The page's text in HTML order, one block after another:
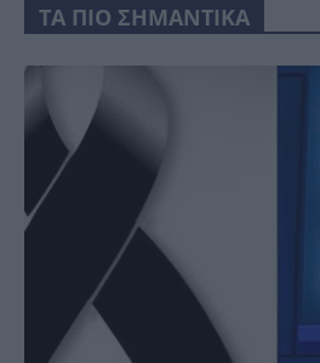
ΤΑ ΠΙΟ ΣΗΜΑΝΤΙΚΑ